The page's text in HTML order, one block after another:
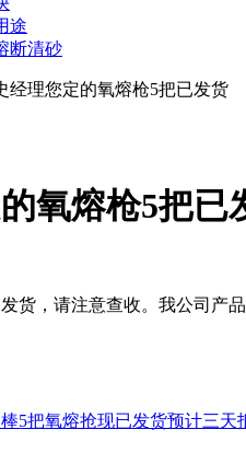
途
断清砂
经理您定的氧熔枪5把已发货
氧熔枪5把已
货，请注意查收。我公司产
5把氧熔抢现已发货预计三天